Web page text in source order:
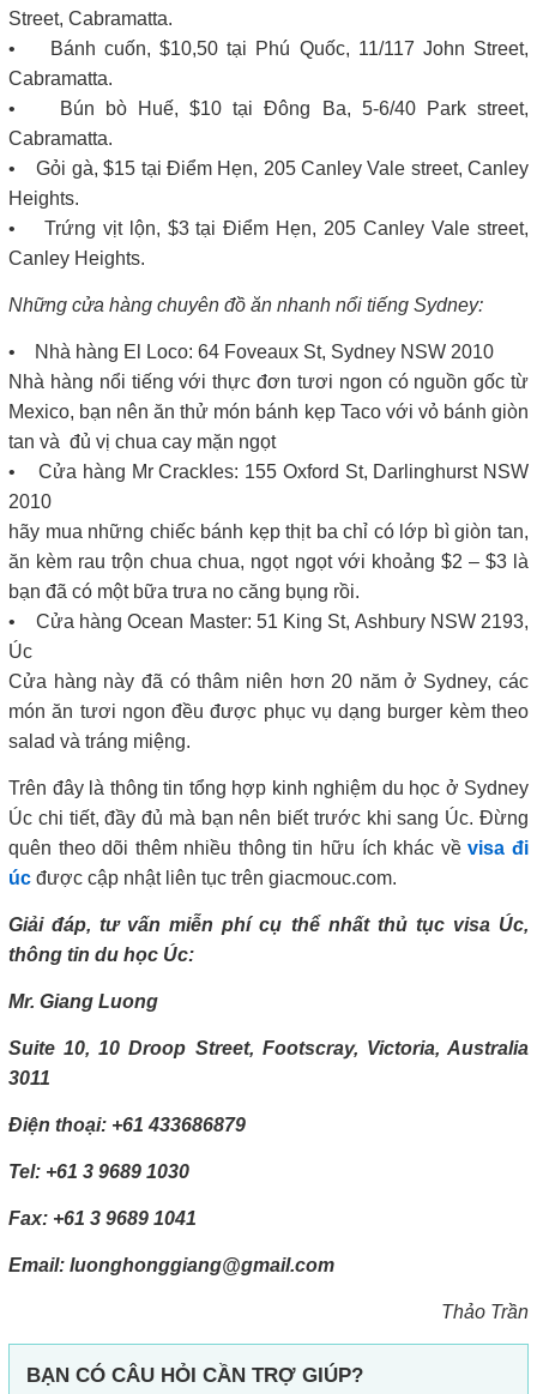
Street, Cabramatta.
• Bánh cuốn, $10,50 tại Phú Quốc, 11/117 John Street,
Cabramatta.
• Bún bò Huế, $10 tại Đông Ba, 5-6/40 Park street,
Cabramatta.
• Gỏi gà, $15 tại Điểm Hẹn, 205 Canley Vale street, Canley
Heights.
• Trứng vịt lộn, $3 tại Điểm Hẹn, 205 Canley Vale street,
Canley Heights.
Những cửa hàng chuyên đồ ăn nhanh nổi tiếng Sydney:
• Nhà hàng El Loco: 64 Foveaux St, Sydney NSW 2010
Nhà hàng nổi tiếng với thực đơn tươi ngon có nguồn gốc từ
Mexico, bạn nên ăn thử món bánh kẹp Taco với vỏ bánh giòn
tan và đủ vị chua cay mặn ngọt
• Cửa hàng Mr Crackles: 155 Oxford St, Darlinghurst NSW
2010
hãy mua những chiếc bánh kẹp thịt ba chỉ có lớp bì giòn tan,
ăn kèm rau trộn chua chua, ngọt ngọt với khoảng $2 – $3 là
bạn đã có một bữa trưa no căng bụng rồi.
• Cửa hàng Ocean Master: 51 King St, Ashbury NSW 2193,
Úc
Cửa hàng này đã có thâm niên hơn 20 năm ở Sydney, các
món ăn tươi ngon đều được phục vụ dạng burger kèm theo
salad và tráng miệng.
Trên đây là thông tin tổng hợp kinh nghiệm du học ở Sydney
Úc chi tiết, đầy đủ mà bạn nên biết trước khi sang Úc. Đừng
quên theo dõi thêm nhiều thông tin hữu ích khác vềvisa đi
úc được cập nhật liên tục trên giacmouc.com.
Giải đáp, tư vấn miễn phí cụ thể nhất thủ tục visa Úc,
thông tin du học Úc:
Mr. Giang Luong
Suite 10, 10 Droop Street, Footscray, Victoria, Australia
3011
Điện thoại: +61 433686879
Tel: +61 3 9689 1030
Fax: +61 3 9689 1041
Email: luonghonggiang@gmail.com
Thảo Trần
BẠN CÓ CÂU HỎI CẦN TRỢ GIÚP?